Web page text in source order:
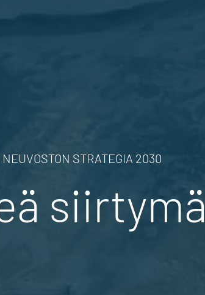
STRATEGIA 2030
siirtymä